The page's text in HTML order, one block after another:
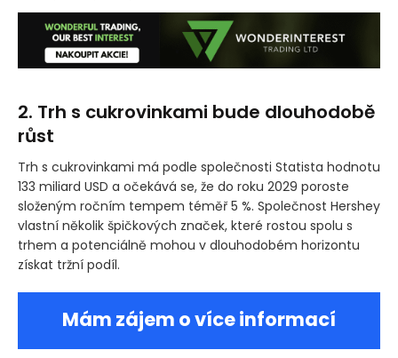
2. Trh s cukrovinkami bude dlouhodobě
růst
Trh s cukrovinkami má podle společnosti Statista hodnotu
133 miliard USD a očekává se, že do roku 2029 poroste
složeným ročním tempem téměř 5 %. Společnost Hershey
vlastní několik špičkových značek, které rostou spolu s
trhem a potenciálně mohou v dlouhodobém horizontu
získat tržní podíl.
Mám zájem o více informací